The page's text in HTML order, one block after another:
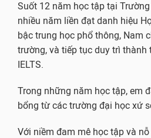
Suốt 12 năm học tập tại
nhiều năm liền đạt danh hiệu
bậc trung học phổ thông, Nam
trường, và tiếp tục duy trì
IELTS.
Trong những năm học tập, em
bổng từ các trường đại học xứ
Với niềm đam mê học tập và